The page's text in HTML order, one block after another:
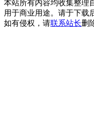
本站所有内容均收集整理
用于商业用途。请于下载
如有侵权，请联系站长删